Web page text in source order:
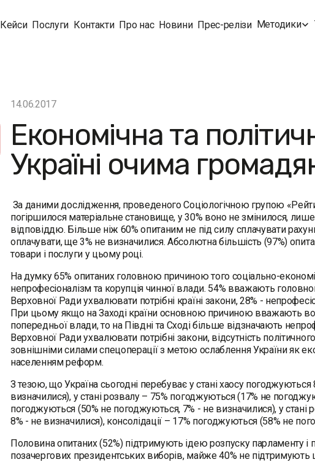
Кейси Послуги Контакти Про нас Новини Прес-релізи Методики
14.06.2017
Економічна та
Україні очима
За даними дослідження, проведеного Соціологічною групою
погіршилося матеріальне становище, у 30% воно не змінилося,
відповіддю. Більше ніж 60% опитаним не під силу сплачувати
оплачувати, ще 3% не визначилися. Абсолютна більшість (97%)
товари і послуги у цьому році.
На думку 65% опитаних головною причиною того соціально-
непрофесіоналізм та корупція чинної влади. 54% вважають
Верховної Ради ухвалювати потрібні країні закони, 28% -
При цьому якщо на Заході країни основною причиною вважають
попередньої влади, то на Півдні та Сході більше відзначають
Верховної Ради ухвалювати потрібні закони, відсутність
зовнішніми силами спецоперації з метою ослаблення України як
населенням реформ.
З тезою, що Україна сьогодні перебуває у стані хаосу
визначилися), у стані розвалу – 75% погоджуються (17% не
погоджуються (50% не погоджуються, 7% - не визначилися), у
8% - не визначилися), консолідації – 17% погоджуються (58% не
Половина опитаних (52%) підтримують ідею розпуску парламенту
позачергових президентських виборів, майже 40% не